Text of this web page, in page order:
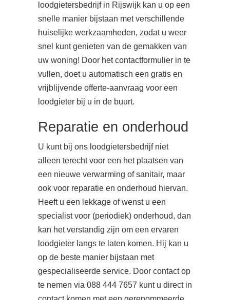
loodgietersbedrijf in Rijswijk kan u op een
snelle manier bijstaan met verschillende
huiselijke werkzaamheden, zodat u weer
snel kunt genieten van de gemakken van
uw woning! Door het contactformulier in te
vullen, doet u automatisch een gratis en
vrijblijvende offerte-aanvraag voor een
loodgieter bij u in de buurt.
Reparatie en onderhoud
U kunt bij ons loodgietersbedrijf niet
alleen terecht voor een het plaatsen van
een nieuwe verwarming of sanitair, maar
ook voor reparatie en onderhoud hiervan.
Heeft u een lekkage of wenst u een
specialist voor (periodiek) onderhoud, dan
kan het verstandig zijn om een ervaren
loodgieter langs te laten komen. Hij kan u
op de beste manier bijstaan met
gespecialiseerde service. Door contact op
te nemen via 088 444 7657 kunt u direct in